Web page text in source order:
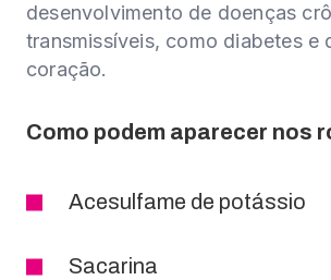
desenvolvimento de doenças
transmissíveis, como diabetes e
coração.
Como podem aparecer nos
Acesulfame de potássio
Sacarina